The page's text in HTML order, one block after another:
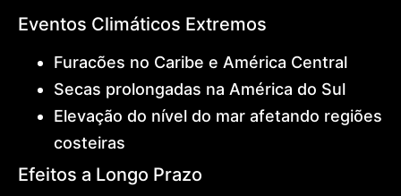
Eventos Climáticos Extremos
Furacões no Caribe e América Central
Secas prolongadas na América do Sul
Elevação do nível do mar afetando regiões
costeiras
Efeitos a Longo Prazo